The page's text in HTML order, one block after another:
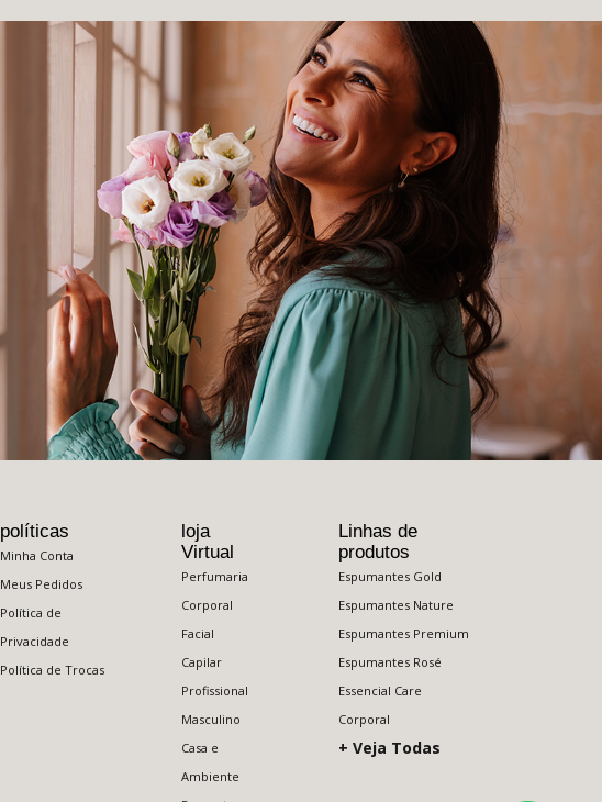
políticas
Minha Conta
Meus Pedidos
Política de
Privacidade
Política de Trocas
loja
Virtual
Perfumaria
Corporal
Facial
Capilar
Profissional
Masculino
Casa e
Ambiente
Linhas de
produtos
Espumantes Gold
Espumantes Nature
Espumantes Premium
Espumantes Rosé
Essencial Care
Corporal
+ Veja Todas